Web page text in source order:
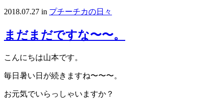
2018.07.27 in プチーチカの日々
まだまだですな〜〜。
こんにちは山本です。
毎日暑い日が続きますね〜〜〜。
お元気でいらっしゃいますか？